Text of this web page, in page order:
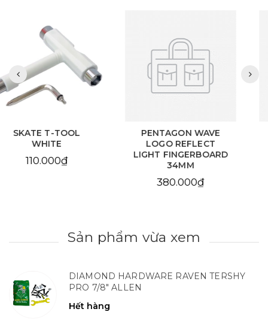
PENTAGON WAVE
LOGO REFLECT
LIGHT FINGERBOARD
34MM
PENTAGON WAVE
LOGO YELLOW
FINGERBOARD 34MM
380.000₫
Sản phẩm vừa xem
DIAMOND HARDWARE RAVEN TERSHY
PRO 7/8" ALLEN
Hết hàng